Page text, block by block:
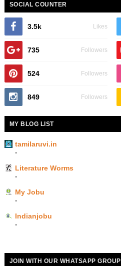
SOCIAL COUNTER
3.5k Likes
735 Followers
524 Followers
849 Followers
MY BLOG LIST
tamilaruvi.in
-
Literature Worms
-
My Jobu
-
Indianjobu
-
JOIN WITH OUR WHATSAPP GROUP